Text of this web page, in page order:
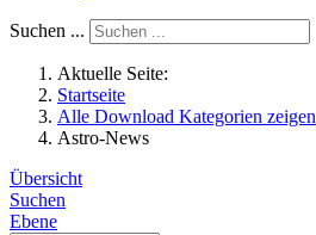
Suchen ...
Aktuelle Seite:
Startseite
Alle Download Kategorien zeigen
Astro-News
Übersicht
Suchen
Ebene